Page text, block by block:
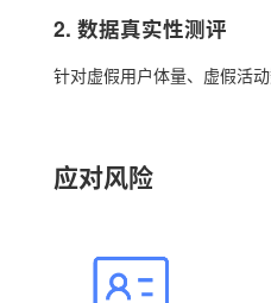
2. 数据真实性测评
针对虚假用户体量、虚假活
应对风险